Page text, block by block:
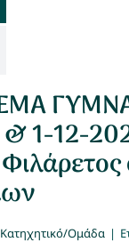
1-12-
Κατηχητικό/Ομάδα |